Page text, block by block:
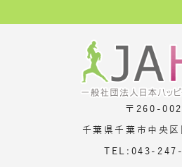
〒260-
千葉県千葉市中央
TEL:043-